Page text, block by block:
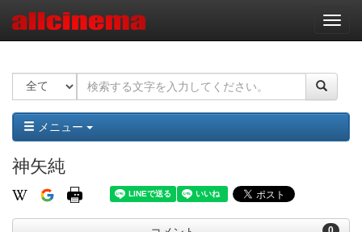
ナ
ビ
ー
ョ
ン
メニュー
神矢純